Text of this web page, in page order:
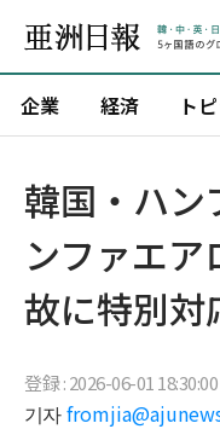
企業 経済 ト
韓国・ハン
ンファエ
故に特別対
登録 : 2026-06-01 18:30:00
기자